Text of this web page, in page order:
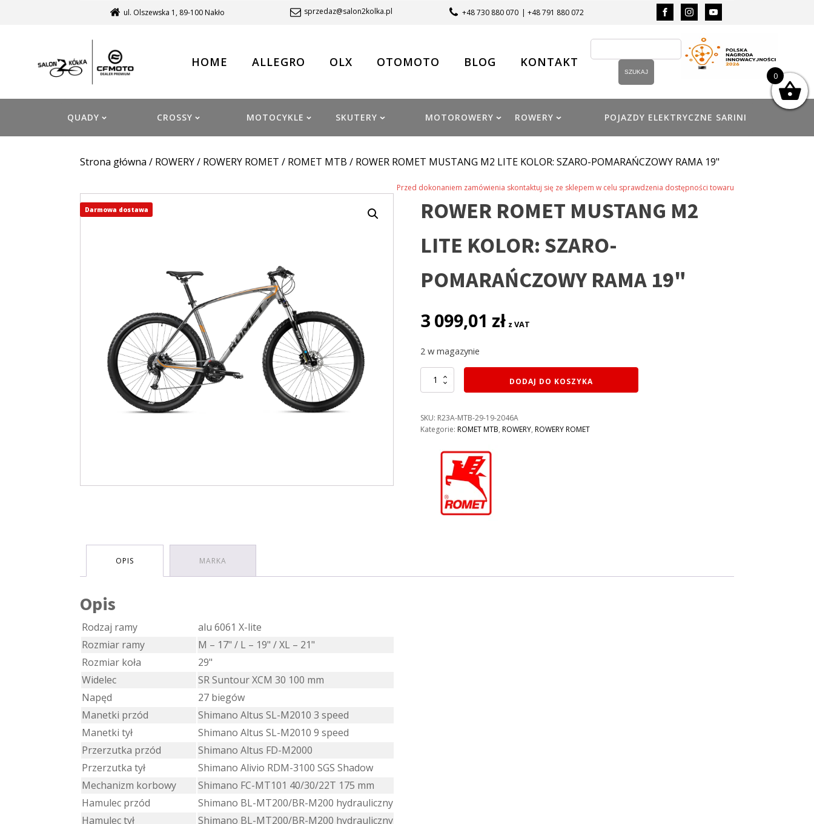
ul. Olszewska 1, 89-100 Nakło sprzedaz@salon2kolka.pl +48 730 880 070 | +48 791 880 072
HOME ALLEGRO OLX OTOMOTO BLOG KONTAKT
QUADY CROSSY MOTOCYKLE SKUTERY MOTOROWERY ROWERY POJAZDY ELEKTRYCZNE SARINI
Strona główna / ROWERY/ ROWERY ROMET / ROMET MTB / ROWER ROMET MUSTANG M2 LITE KOLOR: SZARO-POMARAŃCZOWY RAMA 19"
Przed dokonaniem zamówienia skontaktuj się ze sklepem w celu sprawdzenia dostępności towaru
ROWER ROMET MUSTANG M2
LITE KOLOR: SZARO-
POMARAŃCZOWY RAMA 19"
3 099,01 zł z VAT
2 w magazynie
ilość
ROWER
M2
LITE
POMARAŃCZOWY
DODAJ DO KOSZYKA
SKU: R23A-MTB-29-19-2046A
Kategorie: ROMET MTB, ROWERY, ROWERY ROMET
Darmowa dostawa
OPIS MARKA
Opis
Rodzaj ramy
alu 6061 X-lite
Rozmiar ramy
M – 17" / L – 19" / XL – 21"
Rozmiar koła
29"
Widelec
SR Suntour XCM 30 100 mm
Napęd
27 biegów
Manetki przód
Shimano Altus SL-M2010 3 speed
Manetki tył
Shimano Altus SL-M2010 9 speed
Przerzutka przód
Shimano Altus FD-M2000
Przerzutka tył
Shimano Alivio RDM-3100 SGS Shadow
Mechanizm korbowy
Shimano FC-MT101 40/30/22T 175 mm
Hamulec przód
Shimano BL-MT200/BR-M200 hydrauliczny
Hamulec tył
Shimano BL-MT200/BR-M200 hydrauliczny
0